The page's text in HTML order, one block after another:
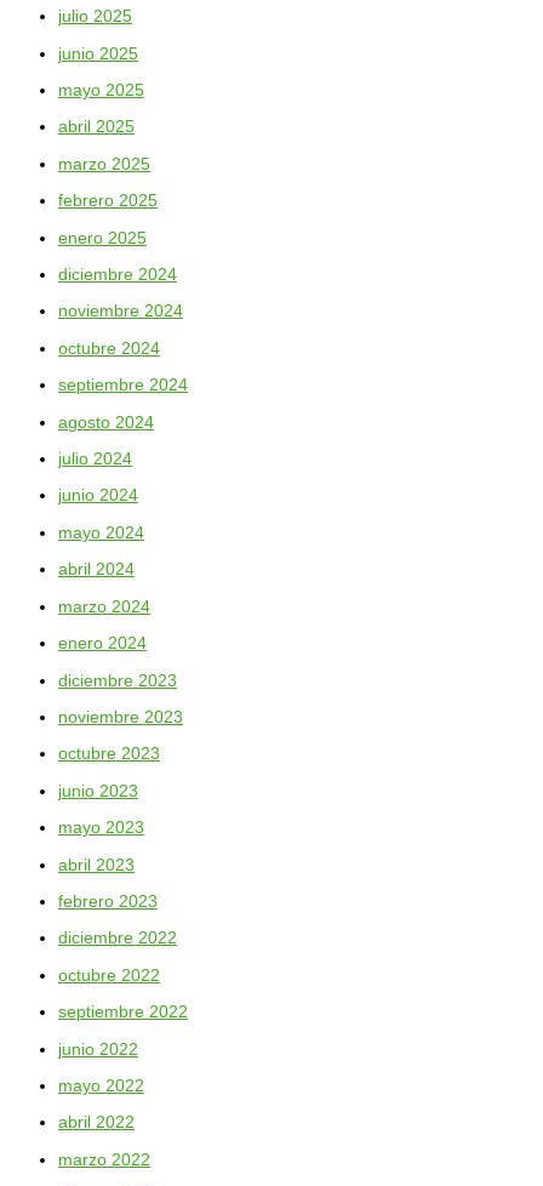
julio 2025
junio 2025
mayo 2025
abril 2025
marzo 2025
febrero 2025
enero 2025
diciembre 2024
noviembre 2024
octubre 2024
septiembre 2024
agosto 2024
julio 2024
junio 2024
mayo 2024
abril 2024
marzo 2024
enero 2024
diciembre 2023
noviembre 2023
octubre 2023
junio 2023
mayo 2023
abril 2023
febrero 2023
diciembre 2022
octubre 2022
septiembre 2022
junio 2022
mayo 2022
abril 2022
marzo 2022